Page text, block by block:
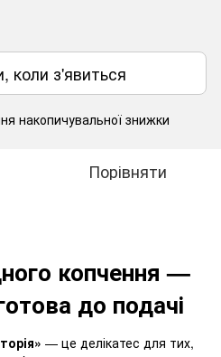
коли з'явиться
накопичувальної знижки
Порівняти
копчення —
до подачі
— це делікатес для тих,